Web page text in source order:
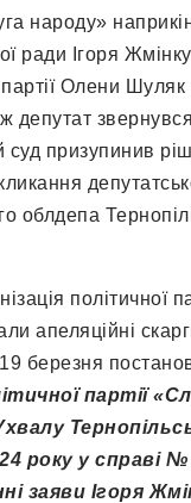
народу»
ради Ігоря
Олени Шуляк
призупинив
облдепа
політичної
апеляційні
березня
партії
року у справі
заяви Ігоря